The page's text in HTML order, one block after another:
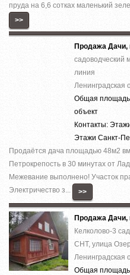
пруда на 6,6 сотках маленький
>>
Продажа Дачи,
садоводческий
линия
Ленинградская
Общая
объект
Контакты:
Этажи Санкт-
Продаётся дача площадью 48м2
Петрокрепость в 30 минутах от
Межевание выполнено! Участок
Электричество з...
>>
Продажа Дачи,
Келколово-3
СНТ, улица
Ленинградская
Общая